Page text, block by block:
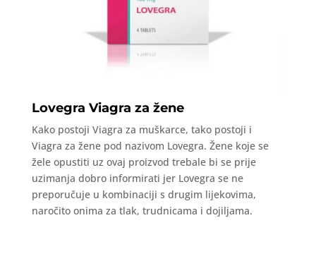
Lovegra Viagra za žene
Kako postoji Viagra za muškarce, tako postoji i
Viagra za žene pod nazivom Lovegra. Žene koje se
žele opustiti uz ovaj proizvod trebale bi se prije
uzimanja dobro informirati jer Lovegra se ne
preporučuje u kombinaciji s drugim lijekovima,
naročito onima za tlak, trudnicama i dojiljama.